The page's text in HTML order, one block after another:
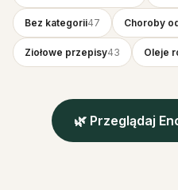
Bez kategorii47 Choroby
Ziołowe przepisy43 Oleje
🌿 Przeglądaj